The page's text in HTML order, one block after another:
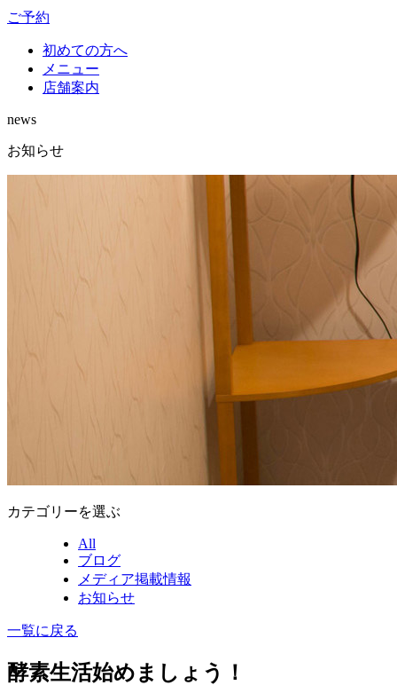
ご予約
初めての方へ
メニュー
店舗案内
news
お知らせ
カテゴリーを選ぶ
All
ブログ
メディア掲載情報
お知らせ
一覧に戻る
酵素生活始めましょう！